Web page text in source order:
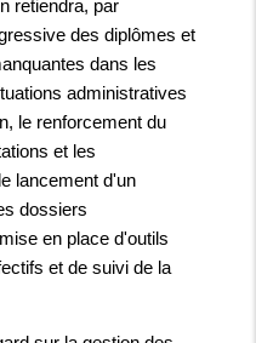
retiendra, par
des diplômes et
dans les
administratives
le renforcement du
et les
lancement d'un
dossiers
en place d'outils
et de suivi de la